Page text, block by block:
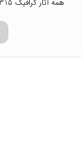
همه آثار گرافیک 315